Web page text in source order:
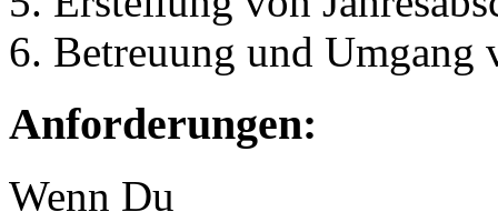
Betreuung und
Anforderungen:
Wenn Du